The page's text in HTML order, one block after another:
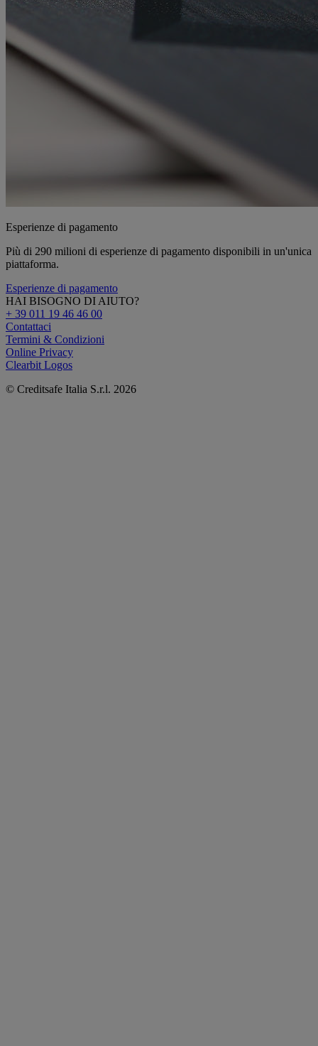
Esperienze di pagamento
Più di 290 milioni di esperienze di pagamento disponibili in un'unica
piattaforma.
Esperienze di pagamento
HAI BISOGNO DI AIUTO?
+ 39 011 19 46 46 00
Contattaci
Termini & Condizioni
Online Privacy
Clearbit Logos
© Creditsafe Italia S.r.l. 2026